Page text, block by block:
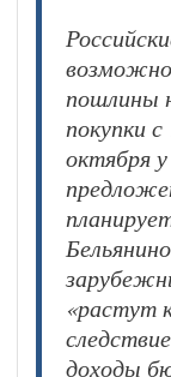
пошлины
покупки
октября
«растут
доходы